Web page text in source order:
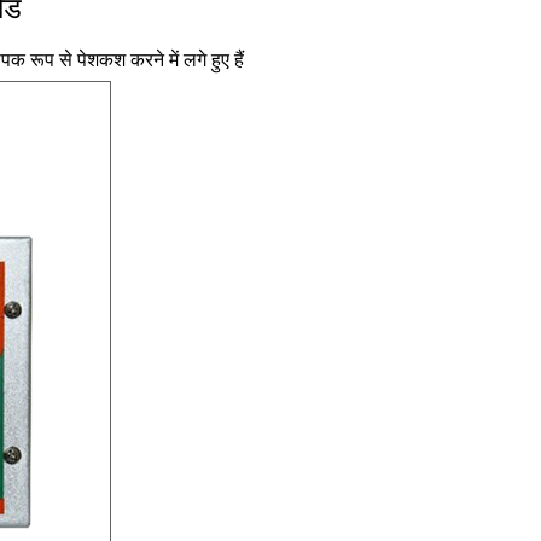
रूप से पेशकश करने में लगे हुए हैं